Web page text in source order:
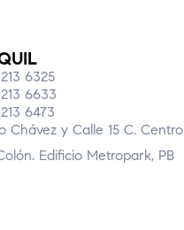
6325
6633
6473
Chávez y Calle 15 C. Centro
Edificio Metropark, PB